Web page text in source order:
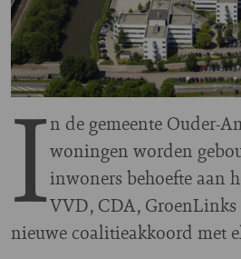
In de gemeente Ouder-
woningen worden
inwoners behoefte aan
VVD, CDA,
nieuwe coalitieakkoord met